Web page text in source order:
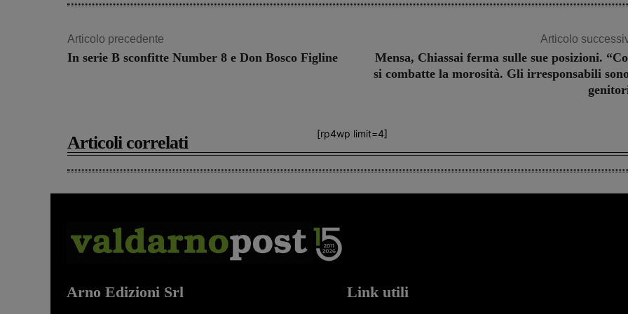
Articolo precedente
In serie B sconfitte Number 8 e Don Bosco Figline
Articolo
Mensa, Chiassai ferma sulle sue posizioni.
si combatte la morosità. Gli irresponsabili
[rp4wp limit=4]
Articoli correlati
Arno Edizioni Srl Link utili